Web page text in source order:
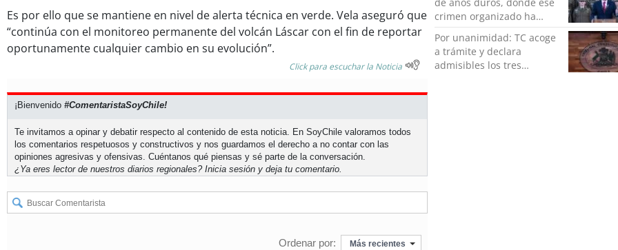
Es por ello que se mantiene en nivel de alerta técnica en verde. Vela aseguró que
“continúa con el monitoreo permanente del volcán Láscar con el fin de reportar
oportunamente cualquier cambio en su evolución”.
Click para escuchar la Noticia
¡Bienvenido #ComentaristaSoyChile!
Te invitamos a opinar y debatir respecto al contenido de esta noticia. En SoyChile valoramos todos
los comentarios respetuosos y constructivos y nos guardamos el derecho a no contar con las
opiniones agresivas y ofensivas. Cuéntanos qué piensas y sé parte de la conversación.
¿Ya eres lector de nuestros diarios regionales? Inicia sesión y deja tu comentario.
Ordenar por: Más recientes
crimen organizado ha
ocupado un lugar que no
le corresponde”
Por unanimidad: TC acoge
a trámite y declara
admisibles los tres